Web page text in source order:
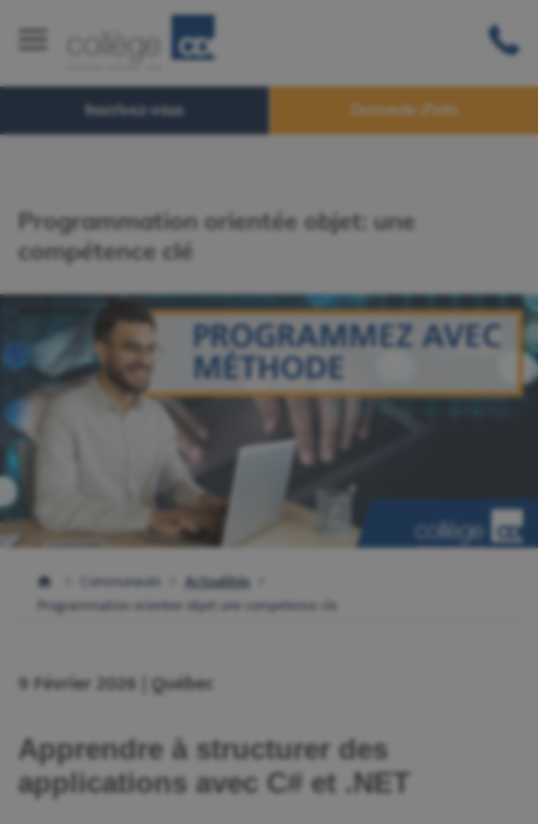
Inscrivez-vous Demande d'info
Programmation orientée objet: une
compétence clé
Communaute
Actualités
Programmation orientee objet une competence cle
9 Février 2026 | Québec
Apprendre à structurer des
applications avec C# et .NET